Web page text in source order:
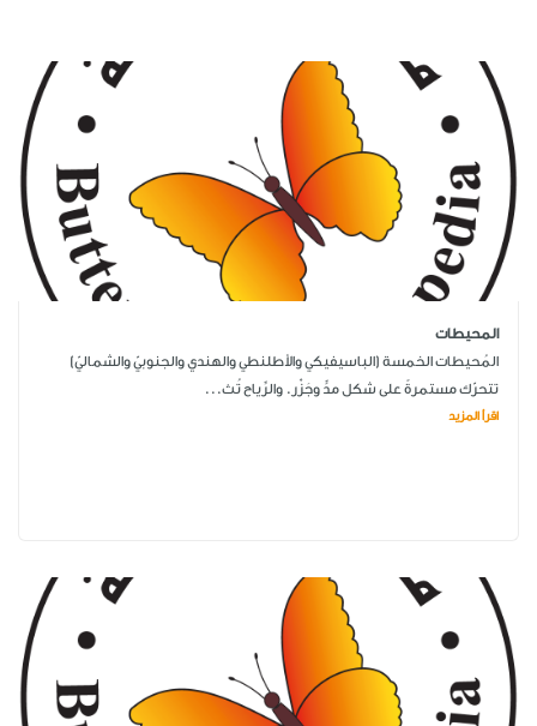
المحيطات
المُحيطات الخمسة (الباسيفيكي والأطلنطي والهندي والجنوبيّ والشماليّ)
تتحرّك مستمرةً على شكل مدٍّ وجَزْر. والرِّياح تُث...
اقرأ المزيد